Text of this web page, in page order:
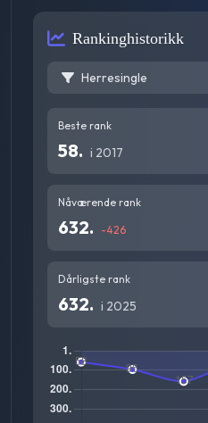
Rankinghistorikk
Herresingle
Beste rank
58. i 2017
Nåværende rank
632. -426
Dårligste rank
632. i 2025